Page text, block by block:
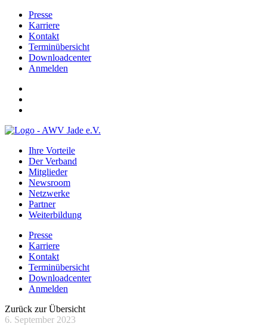
Presse
Karriere
Kontakt
Terminübersicht
Downloadcenter
Anmelden
Ihre Vorteile
Der Verband
Mitglieder
Newsroom
Netzwerke
Partner
Weiterbildung
Presse
Karriere
Kontakt
Terminübersicht
Downloadcenter
Anmelden
Zurück zur Übersicht
6. September 2023